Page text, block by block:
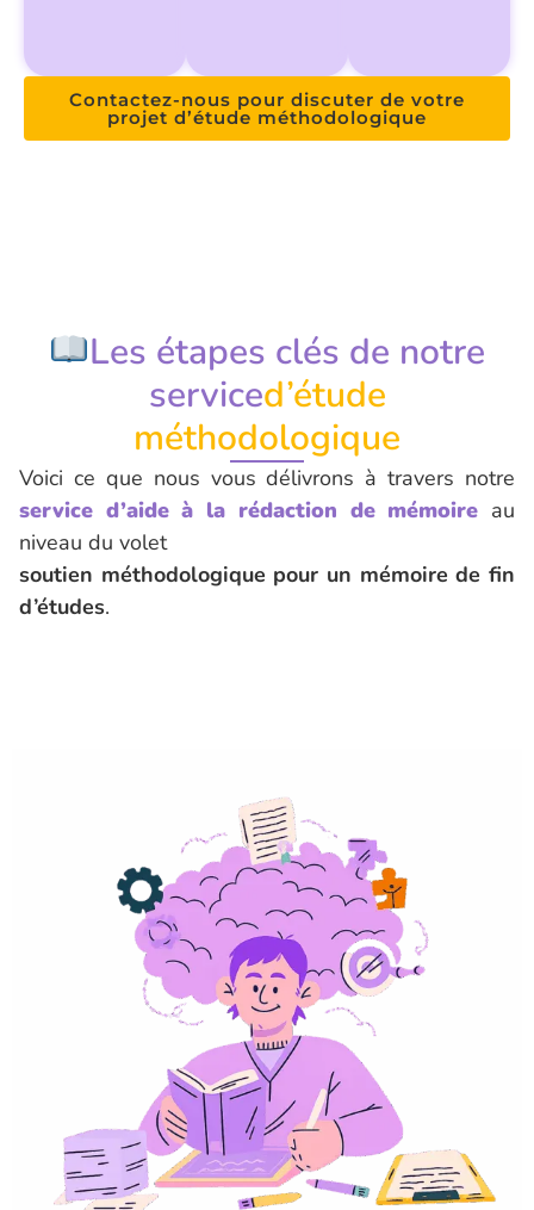
Contactez-nous pour discuter de votre
projet d’étude méthodologique
Les étapes clés de notre
serviced’étude
méthodologique
Voici ce que nous vous délivrons à travers notre
service d’aide à la rédaction de mémoire au
niveau du volet
soutien méthodologique pour un mémoire de fin
d’études.